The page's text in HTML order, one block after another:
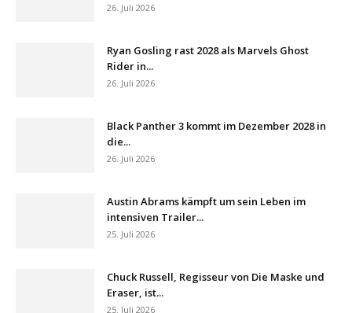
26. Juli 2026
Ryan Gosling rast 2028 als Marvels Ghost
Rider in...
26. Juli 2026
Black Panther 3 kommt im Dezember 2028 in
die...
26. Juli 2026
Austin Abrams kämpft um sein Leben im
intensiven Trailer...
25. Juli 2026
Chuck Russell, Regisseur von Die Maske und
Eraser, ist...
25. Juli 2026